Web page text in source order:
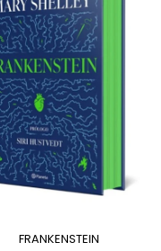
FRANKENSTEIN